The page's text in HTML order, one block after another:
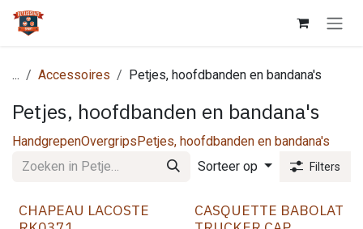
Overslaan naar inhoud
... Accessoires Petjes, hoofdbanden en bandana's
Petjes, hoofdbanden en bandana's
HandgrepenOvergripsPetjes, hoofdbanden en bandana's
Sorteer op
Filters
CHAPEAU LACOSTE
CASQUETTE BABOLAT